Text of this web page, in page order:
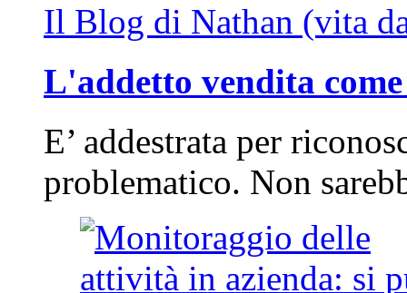
Il Blog di Nathan (vita
L'addetto vendita
E’ addestrata per
problematico. Non